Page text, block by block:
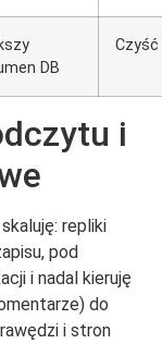
DB
Czyść
i
repliki
pod
i nadal kieruję
do
i stron